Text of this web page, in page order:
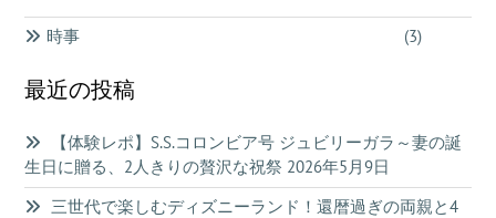
時事 (3)
最近の投稿
【体験レポ】S.S.コロンビア号 ジュビリーガラ～妻の誕
生日に贈る、2人きりの贅沢な祝祭 2026年5月9日
三世代で楽しむディズニーランド！還暦過ぎの両親と4